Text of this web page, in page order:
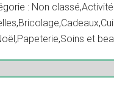
: Non classé,
,Bricolage,Cadeaux,
,Papeterie,Soins et